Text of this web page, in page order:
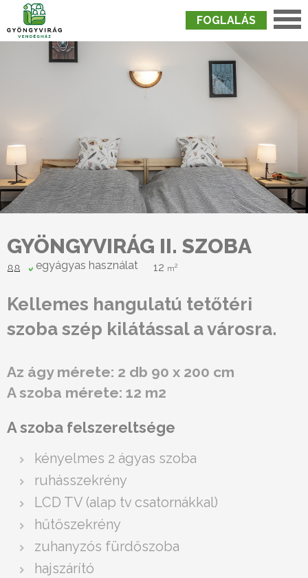
FOGLALÁS
Szobák
GYÖNGYVIRÁG II. SZOBA
egyágyas használat 12 m2
Kellemes hangulatú tetőtéri
szoba szép kilátással a városra.
Az ágy mérete: 2 db 90 x 200 cm
A szoba mérete: 12 m2
A szoba felszereltsége
kényelmes 2 ágyas szoba
ruhásszekrény
LCD TV (alap tv csatornákkal)
hűtőszekrény
zuhanyzós fürdőszoba
hajszárító